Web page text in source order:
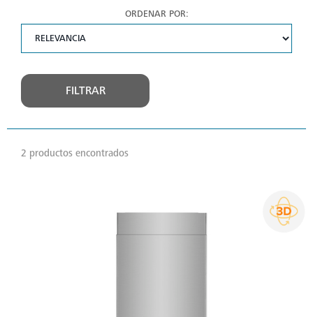
ORDENAR POR:
FILTRAR
2 productos encontrados